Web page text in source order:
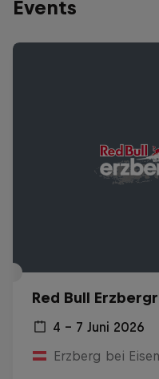
Events
Red Bull
4 – 7 Juni 2026
Erzberg bei